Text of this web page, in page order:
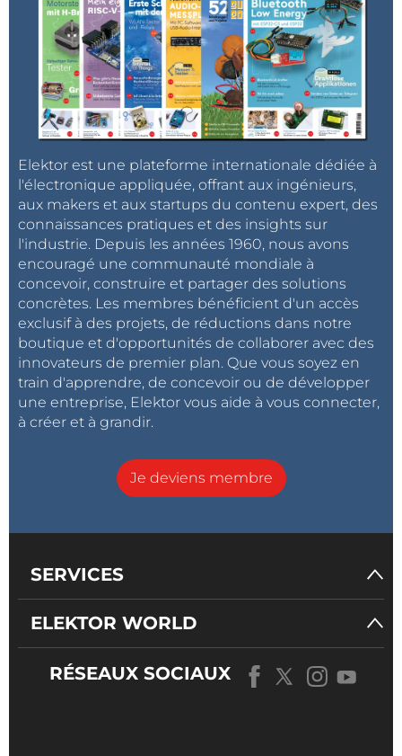
Elektor est une plateforme internationale dédiée à
l'électronique appliquée, offrant aux ingénieurs,
aux makers et aux startups du contenu expert, des
connaissances pratiques et des insights sur
l'industrie. Depuis les années 1960, nous avons
encouragé une communauté mondiale à
concevoir, construire et partager des solutions
concrètes. Les membres bénéficient d'un accès
exclusif à des projets, de réductions dans notre
boutique et d'opportunités de collaborer avec des
innovateurs de premier plan. Que vous soyez en
train d'apprendre, de concevoir ou de développer
une entreprise, Elektor vous aide à vous connecter,
à créer et à grandir.
Je deviens membre
SERVICES
ELEKTOR WORLD
RÉSEAUX SOCIAUX